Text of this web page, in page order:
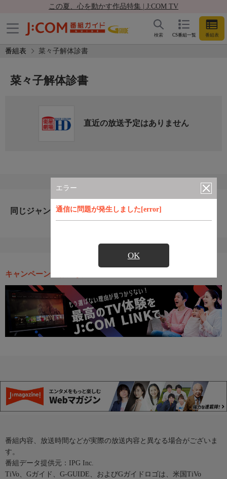
この夏、心を動かす作品特集 | J:COM TV
CS番組一覧 番組表
検索
番組表 菜々子解体診書
エラー
通信に問題が発生しました[error]
OK
菜々子解体診書
直近の放送予定はありません
同じジャンルのおすすめ番組
キャンペーン・お得な情報
番組内容、放送時間などが実際の放送内容と異なる場合がございま
す。
番組データ提供元：IPG Inc.
TiVo、Gガイド、G-GUIDE、およびGガイドロゴは、米国TiVo